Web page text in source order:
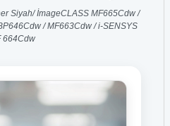
Siyah/ İmageCLASS MF665Cdw /
/ MF663Cdw / i-SENSYS
664Cdw